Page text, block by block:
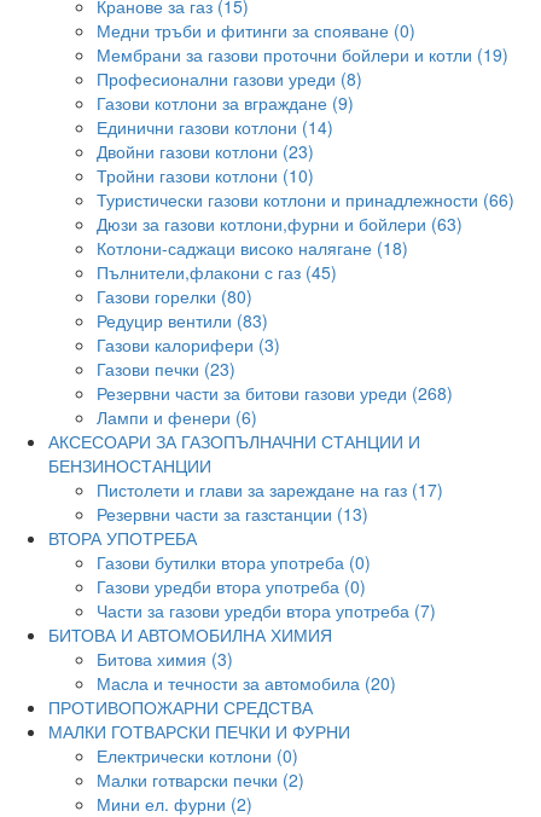
Кранове за газ (15)
Медни тръби и фитинги за спояване (0)
Мембрани за газови проточни бойлери и котли (19)
Професионални газови уреди (8)
Газови котлони за вграждане (9)
Единични газови котлони (14)
Двойни газови котлони (23)
Тройни газови котлони (10)
Туристически газови котлони и принадлежности (66)
Дюзи за газови котлони,фурни и бойлери (63)
Котлони-саджаци високо налягане (18)
Пълнители,флакони с газ (45)
Газови горелки (80)
Редуцир вентили (83)
Газови калорифери (3)
Газови печки (23)
Резервни части за битови газови уреди (268)
Лампи и фенери (6)
АКСЕСОАРИ ЗА ГАЗОПЪЛНАЧНИ СТАНЦИИ И
БЕНЗИНОСТАНЦИИ
Пистолети и глави за зареждане на газ (17)
Резервни части за газстанции (13)
ВТОРА УПОТРЕБА
Газови бутилки втора употреба (0)
Газови уредби втора употреба (0)
Части за газови уредби втора употреба (7)
БИТОВА И АВТОМОБИЛНА ХИМИЯ
Битова химия (3)
Масла и течности за автомобила (20)
ПРОТИВОПОЖАРНИ СРЕДСТВА
МАЛКИ ГОТВАРСКИ ПЕЧКИ И ФУРНИ
Електрически котлони (0)
Малки готварски печки (2)
Мини ел. фурни (2)